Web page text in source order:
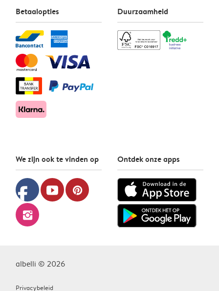
Betaalopties Duurzaamheid
We zijn ook te vinden op
facebook youtube pinterest
instagram
Ontdek onze apps
albelli © 2026
Privacybeleid